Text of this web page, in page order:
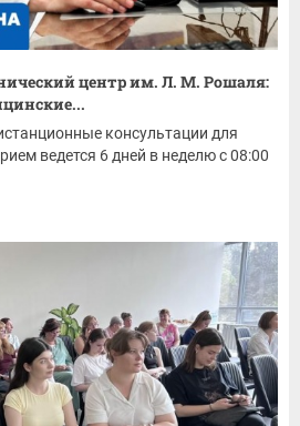
центр им. Л. М. Рошаля:
консультации для
ведется 6 дней в неделю с 08:00